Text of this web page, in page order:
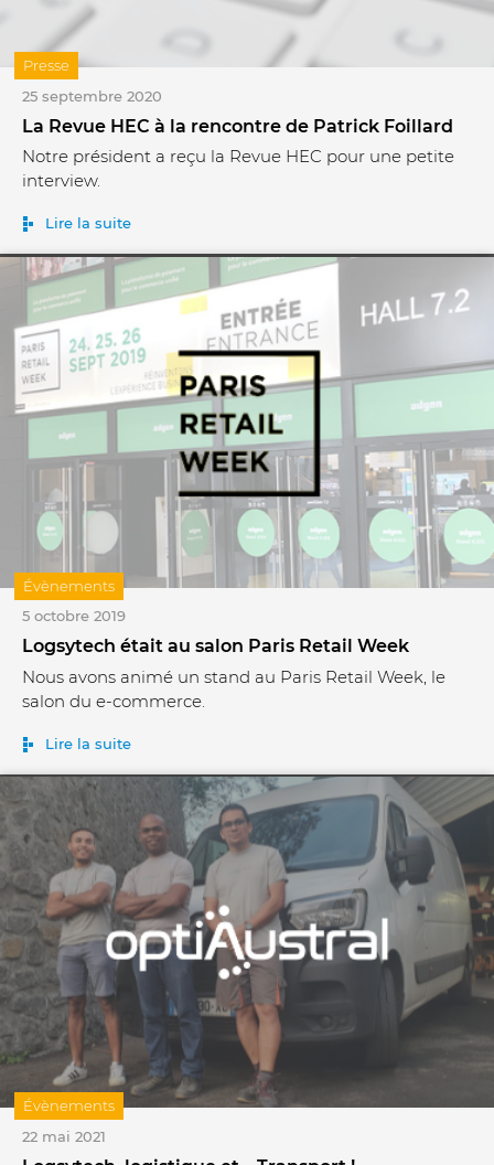
25 septembre 2020
La Revue HEC à la rencontre de Patrick Foillard
Notre président a reçu la Revue HEC pour une petite
interview.
Lire la suite
Presse
5 octobre 2019
Logsytech était au salon Paris Retail Week
Nous avons animé un stand au Paris Retail Week, le
salon du e-commerce.
Lire la suite
Évènements
22 mai 2021
Évènements